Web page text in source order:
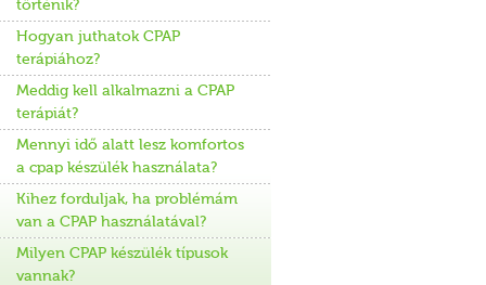
történik?
Hogyan juthatok CPAP
terápiához?
Meddig kell alkalmazni a CPAP
terápiát?
Mennyi idő alatt lesz komfortos
a cpap készülék használata?
Kihez forduljak, ha problémám
van a CPAP használatával?
Milyen CPAP készülék típusok
vannak?